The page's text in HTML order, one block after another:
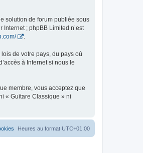
solution de forum publiée sous
; phpBB Limited n’est
.
de votre pays, du pays où
à Internet si nous le
membre, vous acceptez que
« Guitare Classique » ni
Heures au format UTC+01:00